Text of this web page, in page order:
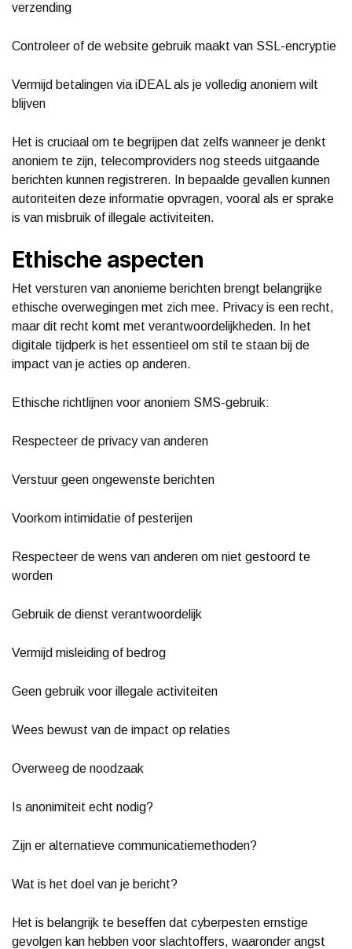
verzending
Controleer of de website gebruik maakt van SSL-encryptie
Vermijd betalingen via iDEAL als je volledig anoniem wilt
blijven
Het is cruciaal om te begrijpen dat zelfs wanneer je denkt
anoniem te zijn, telecomproviders nog steeds uitgaande
berichten kunnen registreren. In bepaalde gevallen kunnen
autoriteiten deze informatie opvragen, vooral als er sprake
is van misbruik of illegale activiteiten.
Ethische aspecten
Het versturen van anonieme berichten brengt belangrijke
ethische overwegingen met zich mee. Privacy is een recht,
maar dit recht komt met verantwoordelijkheden. In het
digitale tijdperk is het essentieel om stil te staan bij de
impact van je acties op anderen.
Ethische richtlijnen voor anoniem SMS-gebruik:
Respecteer de privacy van anderen
Verstuur geen ongewenste berichten
Voorkom intimidatie of pesterijen
Respecteer de wens van anderen om niet gestoord te
worden
Gebruik de dienst verantwoordelijk
Vermijd misleiding of bedrog
Geen gebruik voor illegale activiteiten
Wees bewust van de impact op relaties
Overweeg de noodzaak
Is anonimiteit echt nodig?
Zijn er alternatieve communicatiemethoden?
Wat is het doel van je bericht?
Het is belangrijk te beseffen dat cyberpesten ernstige
gevolgen kan hebben voor slachtoffers, waaronder angst